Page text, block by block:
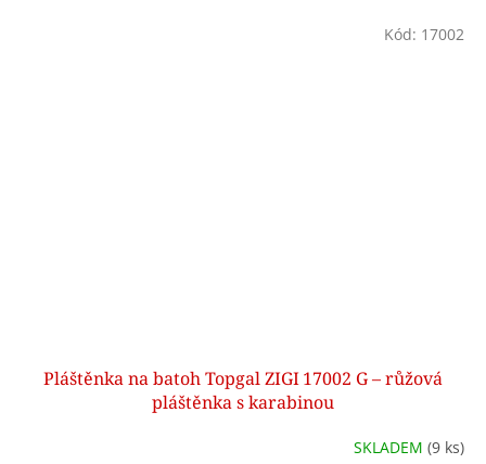
Pláštěnka na batoh Topgal ZIGI 17002 G – růžová
pláštěnka s karabinou
SKLADEM (9 ks)
Kód: 17002